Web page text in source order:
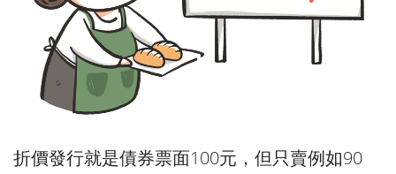
折價發行就是債券票面100元，但只賣例如90